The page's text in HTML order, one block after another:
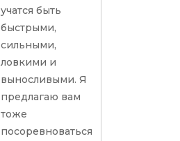
учатся быть
быстрыми,
сильными,
ловкими и
выносливыми. Я
предлагаю вам
тоже
посоревноваться